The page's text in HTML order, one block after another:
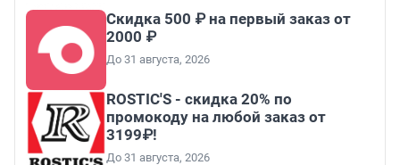
Скидка 500 ₽ на первый заказ от
2000 ₽
До 31 августа, 2026
ROSTIC'S - скидка 20% по
промокоду на любой заказ от
3199₽!
До 31 августа, 2026